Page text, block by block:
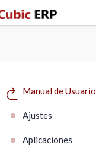
Manual de Usuario
Ajustes
Aplicaciones